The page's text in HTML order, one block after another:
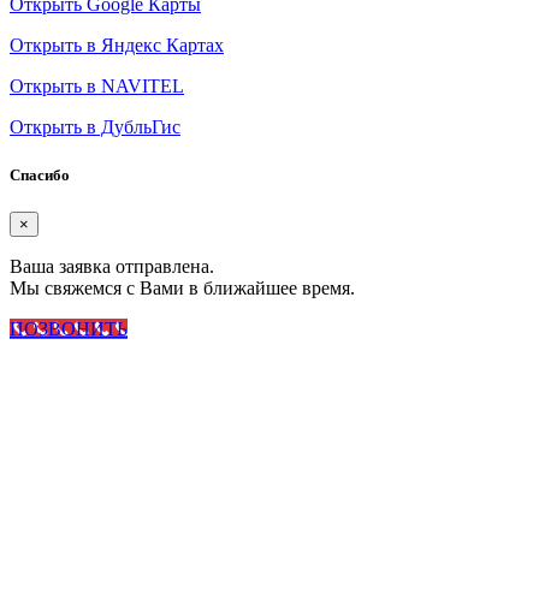
Открыть Google Карты
Открыть в Яндекс Картах
Открыть в NAVITEL
Открыть в ДубльГис
Спасибо
×
Ваша заявка отправлена.
Мы свяжемся с Вами в ближайшее время.
ПОЗВОНИТЬ